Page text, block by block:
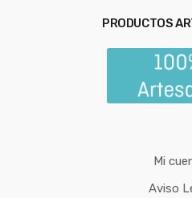
PRODUCTOS
Mi
Aviso